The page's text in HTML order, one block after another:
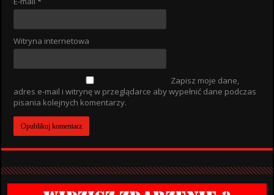
Witryna internetowa
Zapisz moje dane,
adres e-mail i witrynę w przeglądarce aby wypełnić dane podczas
pisania kolejnych komentarzy.